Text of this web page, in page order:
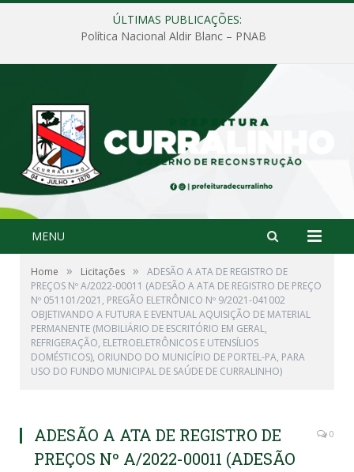
ÚLTIMAS PUBLICAÇÕES:
Política Nacional Aldir Blanc – PNAB
MENU
Home » Licitações »
ADESÃO A ATA DE REGISTRO DE
PREÇOS Nº A/2022-00011 (ADESÃO A ATA DE REGISTRO DE PREÇO
Nº 051101/2021, PREGÃO ELETRÔNICO Nº 9/2021-041002
OBJETIVANDO A FUTURA E EVENTUAL AQUISIÇÃO DE MATERIAL
PERMANENTE (MOBILIÁRIO DE ESCRITÓRIO EM GERAL,
REFRIGERAÇÃO, ELETROELETRÔNICOS E UTENSÍLIOS
DOMÉSTICOS), ORIUNDO DO MUNICÍPIO DE PORTEL-PA, PARA
USO DO FUNDO MUNICIPAL DE SAÚDE DE CURRALINHO)
ADESÃO A ATA DE REGISTRO DE
PREÇOS Nº A/2022-00011 (ADESÃO
0